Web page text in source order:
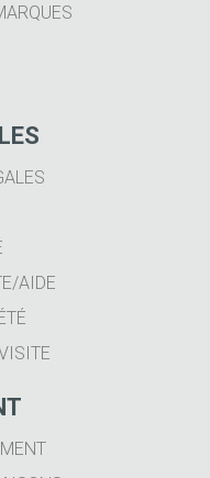
AIDE